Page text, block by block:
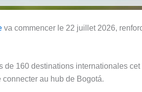
va commencer le 22 juillet 2026,
de 160 destinations internationales
au hub de Bogotá.